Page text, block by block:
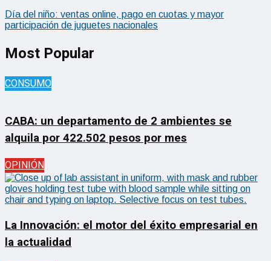
Día del niño: ventas online, pago en cuotas y mayor
participación de juguetes nacionales
Most Popular
CONSUMO
CABA: un departamento de 2 ambientes se
alquila por 422.502 pesos por mes
OPINIÓN
La Innovación: el motor del éxito empresarial en
la actualidad